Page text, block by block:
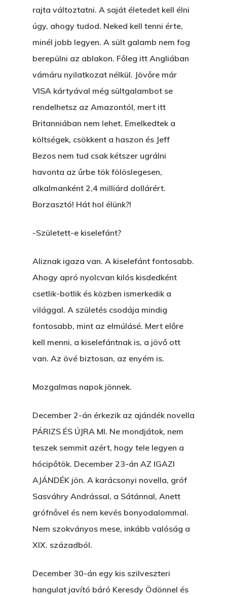
rajta változtatni. A saját életedet kell élni
úgy, ahogy tudod. Neked kell tenni érte,
minél jobb legyen. A sült galamb nem fog
berepülni az ablakon. Főleg itt Angliában
vámáru nyilatkozat nélkül. Jövőre már
VISA kártyával még sültgalambot se
rendelhetsz az Amazontól, mert itt
Britanniában nem lehet. Emelkedtek a
költségek, csökkent a haszon és Jeff
Bezos nem tud csak kétszer ugrálni
havonta az űrbe tök fölöslegesen,
alkalmanként 2,4 milliárd dollárért.
Borzasztó! Hát hol élünk?!
-Született-e kiselefánt?
Aliznak igaza van. A kiselefánt fontosabb.
Ahogy apró nyolcvan kilós kisdedként
csetlik-botlik és közben ismerkedik a
világgal. A születés csodája mindig
fontosabb, mint az elmúlásé. Mert előre
kell menni, a kiselefántnak is, a jövő ott
van. Az övé biztosan, az enyém is.
Mozgalmas napok jönnek.
December 2-án érkezik az ajándék novella
PÁRIZS ÉS ÚJRA MI. Ne mondjátok, nem
teszek semmit azért, hogy tele legyen a
hócipőtök. December 23-án AZ IGAZI
AJÁNDÉK jön. A karácsonyi novella, gróf
Sasváhry Andrással, a Sátánnal, Anett
grófnővel és nem kevés bonyodalommal.
Nem szokványos mese, inkább valóság a
XIX. századból.
December 30-án egy kis szilveszteri
hangulat javító báró Keresdy Ödönnel és